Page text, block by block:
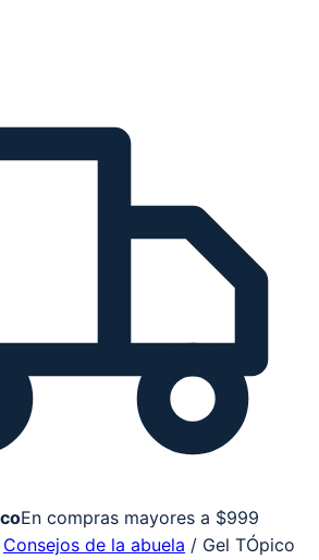
En compras mayores a $999
Consejos de la abuela / Gel TÓpico